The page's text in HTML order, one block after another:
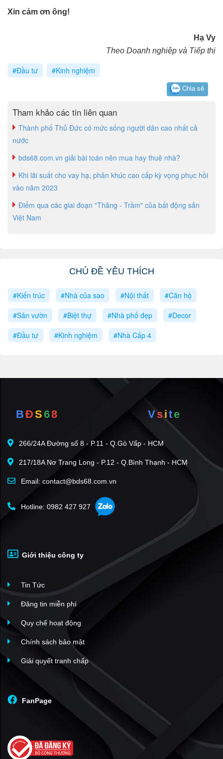
Xin cảm ơn ông!
Hạ Vy
Theo Doanh nghiệp và Tiếp thị
#Đầu tư #Kinh nghiệm
Chia sẻ
Tham khảo các tin liên quan
Thành phố Thủ Đức có mức sống người dân cao nhất cả
nước
bds68.com.vn giải bài toán nên mua hay thuê nhà?
Khi lãi suất cho vay hạ, phân khúc cao cấp kỳ vọng phục hồi
vào năm 2023
Điểm qua các giai đoạn "Thăng - Trầm" của bất động sản
Việt Nam
CHỦ ĐỀ YÊU THÍCH
#Kiến trúc #Nhà của sao #Nội thất
#Căn hộ
#Sân vườn
#Biệt thự #Nhà phố đẹp
#Decor
#Đầu tư
#Kinh nghiệm #Nhà Cấp 4
BĐS68 Vsite
266/24A Đường số 8 - P.11 - Q.Gò Vấp - HCM
217/18A Nơ Trang Long - P.12 - Q.Bình Thạnh - HCM
Email: contact@bds68.com.vn
Hotline: 0982 427 927
Giới thiệu công ty
Tin Tức
Đăng tin miễn phí
Quy chế hoạt động
Chính sách bảo mật
Giải quyết tranh chấp
FanPage